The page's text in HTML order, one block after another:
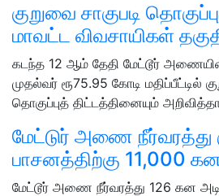
குறுவை சாகுபடி
மாவட்ட விவசாயிகள்
கடந்த 12 ஆம் தேதி மேட்டூர்
முதல்வர் ரூ75.95 கோடி மதிப்பீட்டில்
தொகுப்புத் திட்டத்தினையும்
மேட்டுர் அணை நீர்வரத்து
பாசனத்திற்கு 11,000 கன
மேட்டூர் அணை நீர்வரத்து 126 கன